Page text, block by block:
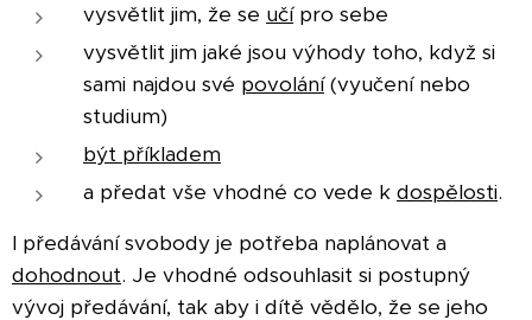
vysvětlit jim, že se učípro sebe
vysvětlit jim jaké jsou výhody toho, když si
sami najdou své povolání(vyučení nebo
studium)
být příkladem
a předat vše vhodné co vede k dospělosti.
I předávání svobody je potřeba naplánovat a
dohodnout. Je vhodné odsouhlasit si postupný
vývoj předávání, tak aby i dítě vědělo, že se jeho